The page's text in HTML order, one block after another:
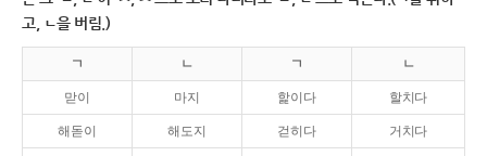
고, ㄴ을 버림.)
ㄱ ㄴ ㄱ ㄴ
맏이 마지 핥이다 할치다
해돋이 해도지 걷히다 거치다